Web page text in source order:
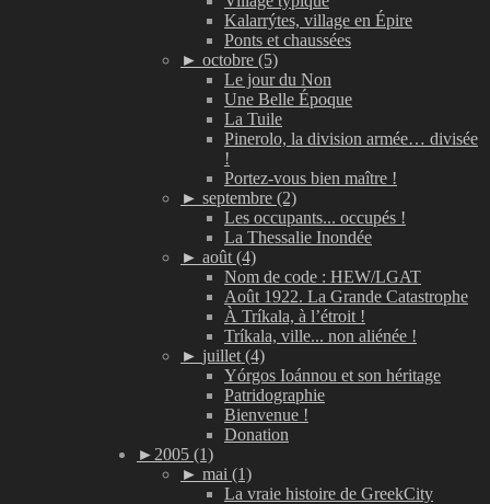
Kalarrýtes, village en Épire
Ponts et chaussées
► octobre (5)
Le jour du Non
Une Belle Époque
La Tuile
Pinerolo, la division armée… divisée
!
Portez-vous bien maître !
► septembre (2)
Les occupants... occupés !
La Thessalie Inondée
► août (4)
Nom de code : HEW/LGAT
Août 1922. La Grande Catastrophe
À Tríkala, à l’étroit !
Tríkala, ville... non aliénée !
► juillet (4)
Yórgos Ioánnou et son héritage
Patridographie
Bienvenue !
Donation
► 2005 (1)
► mai (1)
La vraie histoire de GreekCity